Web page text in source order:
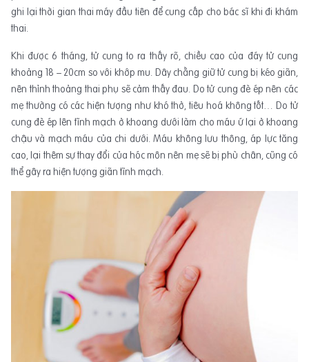
ghi lại thời gian thai máy đầu tiên để cung cấp cho bác sĩ khi đi khám
thai.
Khi được 6 tháng, tử cung to ra thấy rõ, chiều cao của đáy tử cung
khoảng 18 – 20cm so với khớp mu. Dây chằng giữ tử cung bị kéo giãn,
nên thỉnh thoảng thai phụ sẽ cảm thấy đau. Do tử cung đè ép nên các
mẹ thường có các hiện tượng như khó thở, tiêu hoá không tốt… Do tử
cung đè ép lên tĩnh mạch ở khoang dưới làm cho máu ứ lại ở khoang
chậu và mạch máu của chi dưới. Máu không lưu thông, áp lực tăng
cao, lại thêm sự thay đổi của hóc môn nên mẹ sẽ bị phù chân, cũng có
thể gây ra hiện tượng giãn tĩnh mạch.